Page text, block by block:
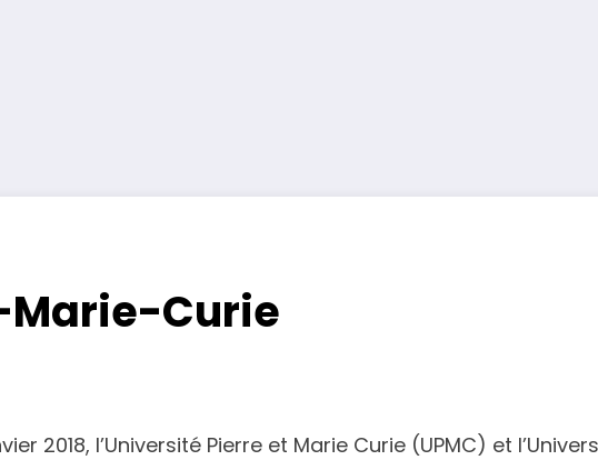
Marie-Curie
2018, l’Université Pierre et Marie Curie (UPMC) et